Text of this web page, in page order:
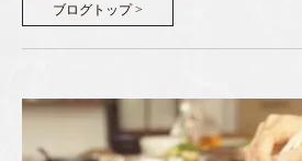
ブログトップ >